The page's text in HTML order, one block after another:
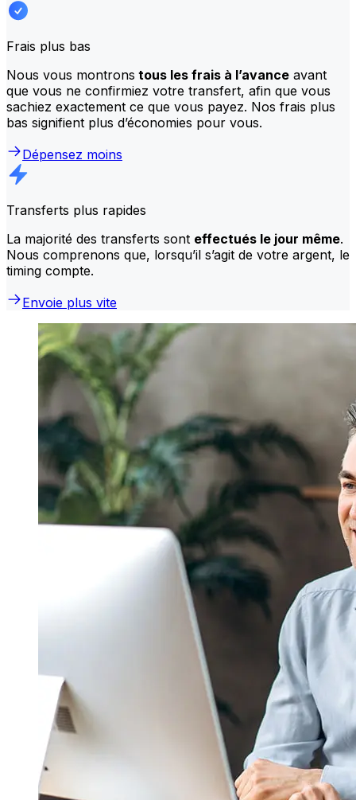
Frais plus bas
Nous vous montrons tous les frais à l’avance avant
que vous ne confirmiez votre transfert, afin que vous
sachiez exactement ce que vous payez. Nos frais plus
bas signifient plus d’économies pour vous.
Dépensez moins
Transferts plus rapides
La majorité des transferts sont effectués le jour même.
Nous comprenons que, lorsqu’il s’agit de votre argent, le
timing compte.
Envoie plus vite